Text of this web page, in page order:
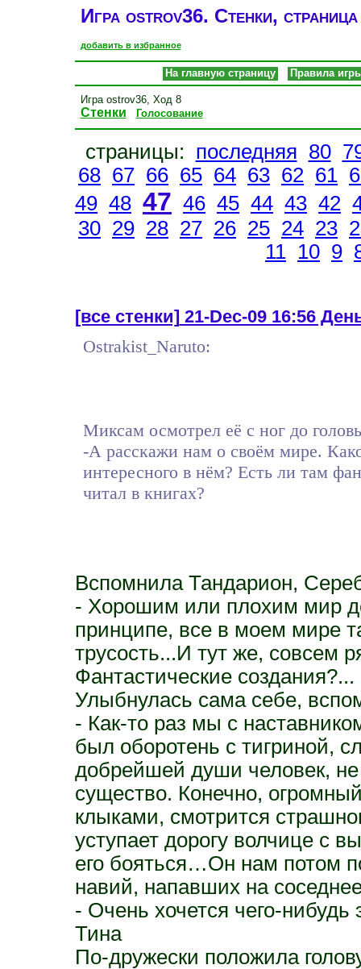
Игра ostrov36. Стенки,
добавить в избранное
На главную страницу Правила
Игра ostrov36, Ход 8
Стенки Голосование
страницы: последняя 80
68 67 66 65 64 63 62 61
49 48 47 46 45 44 43 42
30 29 28 27 26 25 24 23
11
10 9
[все стенки]21-Dec-09 16:56
Ostrakist_Naruto:
Миксам осмотрел её с ног до
-А расскажи нам о своём мире.
интересного в нём? Есть ли там
читал в книгах?
Вспомнила Тандарион,
- Хорошим или плохим мир
принципе, все в моем мире
трусость...И тут же, совсем
Фантастические создания?...
Улыбнулась сама себе,
- Как-то раз мы с
был оборотень с тигриной,
добрейшей души человек,
существо. Конечно,
клыками, смотрится
уступает дорогу волчице с
его бояться…Он нам потом
навий, напавших на
- Очень хочется чего-нибудь
Тина
По-дружески положила